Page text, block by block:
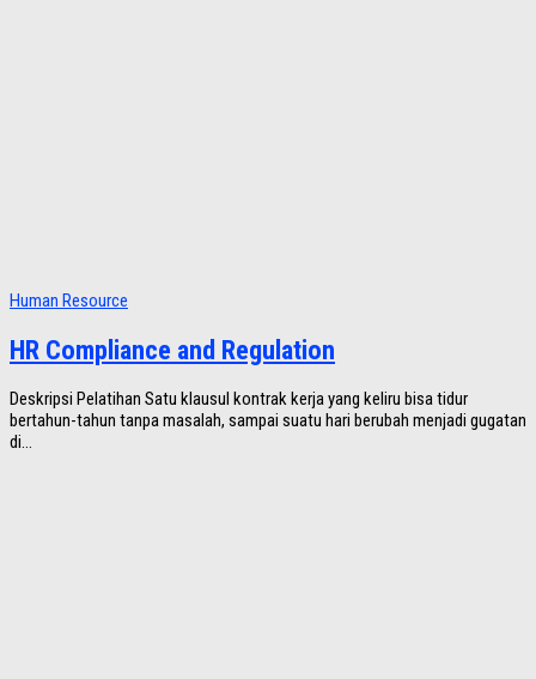
Human Resource
HR Compliance and Regulation
Deskripsi Pelatihan Satu klausul kontrak kerja yang keliru bisa tidur
bertahun-tahun tanpa masalah, sampai suatu hari berubah menjadi gugatan
di...